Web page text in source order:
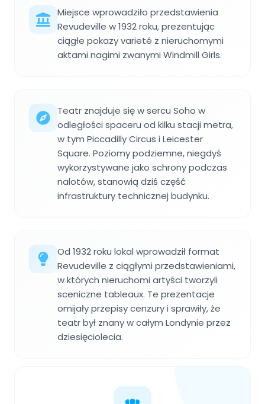
Miejsce wprowadziło przedstawienia
Revudeville w 1932 roku, prezentując
ciągłe pokazy varieté z nieruchomymi
aktami nagimi zwanymi Windmill Girls.
Teatr znajduje się w sercu Soho w
odległości spaceru od kilku stacji metra,
w tym Piccadilly Circus i Leicester
Square. Poziomy podziemne, niegdyś
wykorzystywane jako schrony podczas
nalotów, stanowią dziś część
infrastruktury technicznej budynku.
Od 1932 roku lokal wprowadził format
Revudeville z ciągłymi przedstawieniami,
w których nieruchomi artyści tworzyli
sceniczne tableaux. Te prezentacje
omijały przepisy cenzury i sprawiły, że
teatr był znany w całym Londynie przez
dziesięciolecia.